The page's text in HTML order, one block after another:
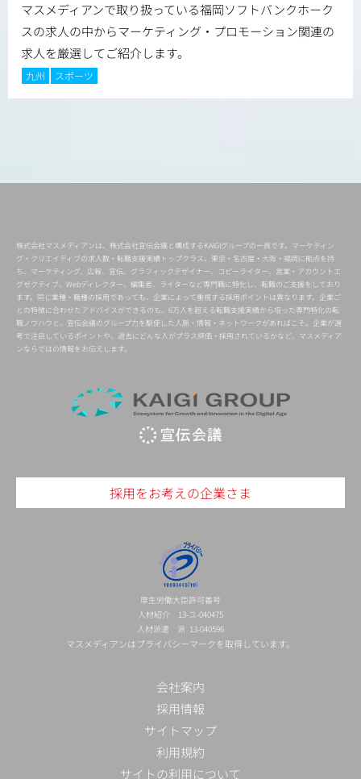
マスメディアンで取り扱っている福岡ソフトバンクホーク
スの求人の中からマーケティング・プロモーション関連の
求人を厳選してご紹介します。
九州 スポーツ
株式会社マスメディアンは、株式会社宣伝会議と構成するKAIGIグループの一員です。マーケティン
グ・クリエイティブの求人数・転職支援実績トップクラス。東京・名古屋・大阪・福岡に拠点を持
ち、マーケティング、広報、宣伝、グラフィックデザイナー、コピーライター、営業・アカウントエ
グゼクティブ、Webディレクター、編集者、ライターなど専門職に特化し、転職のご支援をしており
ます。同じ業種・職種の採用であっても、企業によって重視する採用ポイントは異なります。企業ご
との特徴に合わせたアドバイスができるのも、6万人を超える転職支援実績から培った専門特化の転
職ノウハウと、宣伝会議のグループ力を駆使した人脈・情報・ネットワークがあればこそ。企業が選
考で注目しているポイントや、過去にどんな人がプラス評価・採用されているかなど、マスメディア
ンならではの情報をお伝えします。
採用をお考えの企業さま
厚生労働大臣許可番号
人材紹介 13-ユ-040475
人材派遣 派 13-040596
マスメディアンはプライバシーマークを取得しています。
会社案内
採用情報
サイトマップ
利用規約
サイトの利用について